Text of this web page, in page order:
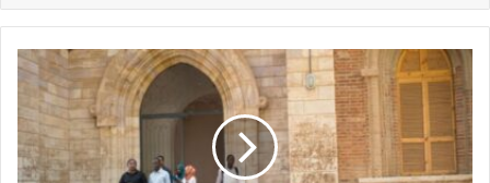
تجمع
رؤساء
مجالس
الجامعات
السودانية
يرفض